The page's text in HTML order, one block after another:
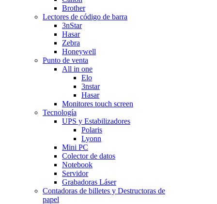
Brother
Lectores de código de barra
3nStar
Hasar
Zebra
Honeywell
Punto de venta
All in one
Elo
3nstar
Hasar
Monitores touch screen
Tecnología
UPS y Estabilizadores
Polaris
Lyonn
Mini PC
Colector de datos
Notebook
Servidor
Grabadoras Láser
Contadoras de billetes y Destructoras de
papel